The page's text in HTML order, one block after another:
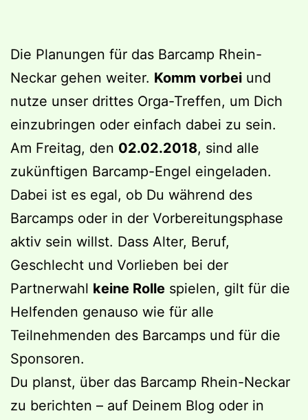
Die Planungen für das Barcamp Rhein-
Neckar gehen weiter. Komm vorbei und
nutze unser drittes Orga-Treffen, um Dich
einzubringen oder einfach dabei zu sein.
Am Freitag, den 02.02.2018, sind alle
zukünftigen Barcamp-Engel eingeladen.
Dabei ist es egal, ob Du während des
Barcamps oder in der Vorbereitungsphase
aktiv sein willst. Dass Alter, Beruf,
Geschlecht und Vorlieben bei der
Partnerwahl keine Rolle spielen, gilt für die
Helfenden genauso wie für alle
Teilnehmenden des Barcamps und für die
Sponsoren.
Du planst, über das Barcamp Rhein-Neckar
zu berichten – auf Deinem Blog oder in